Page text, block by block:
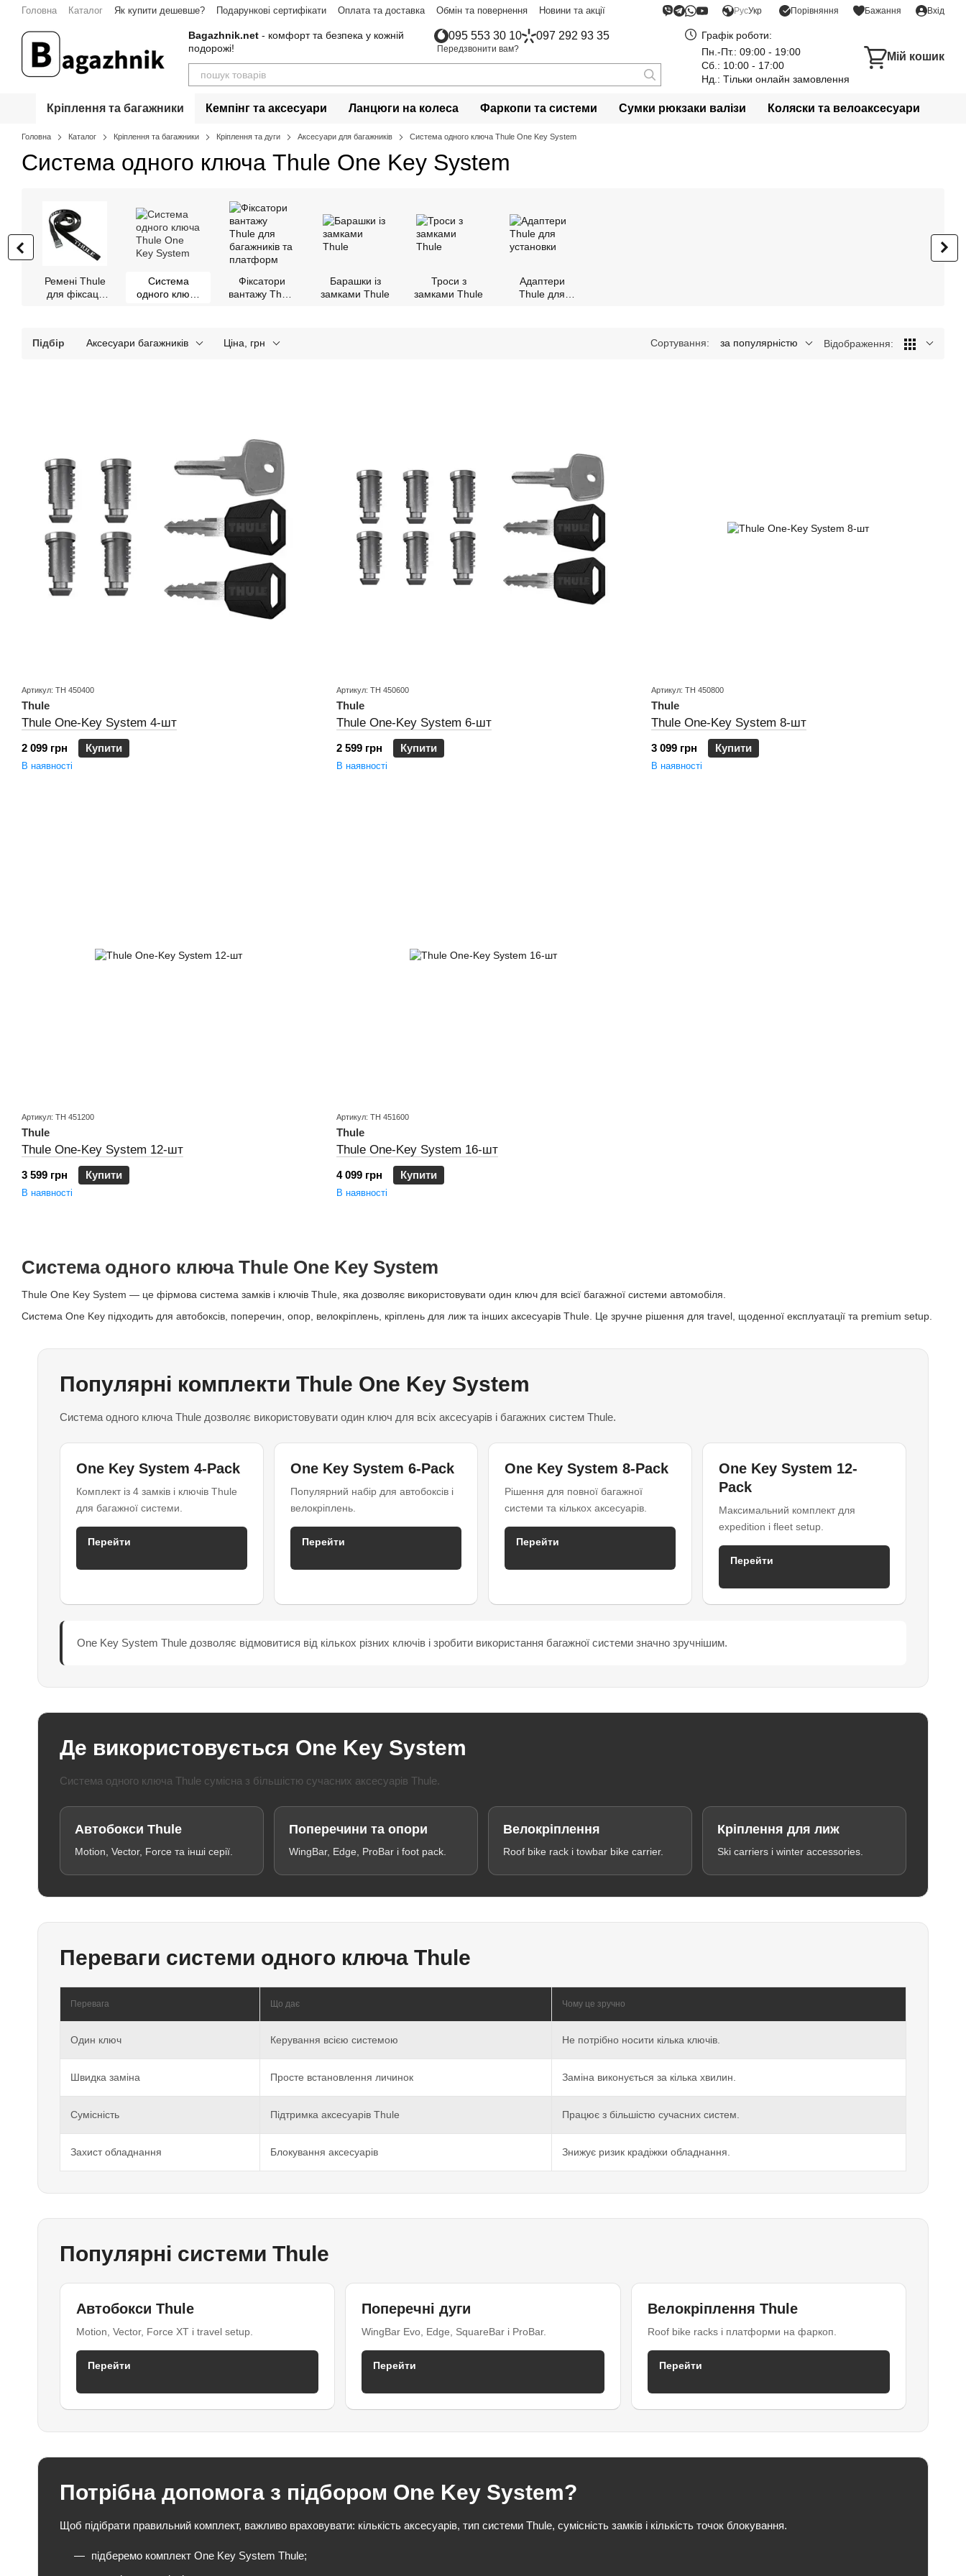
Перейти до основного контенту
Головна Каталог Як купити дешевше? Подарункові сертифікати Оплата та доставка Обмін та повернення
Новини та акції
РусУкр Порівняння Бажання Вхід
Bagazhnik.net - комфорт та безпека у кожній
подорожі!
095 553 30 10 097 292 93 35
Передзвонити вам?
Графік роботи:
Пн.-Пт.: 09:00 - 19:00
Сб.: 10:00 - 17:00
Нд.: Тільки онлайн замовлення
Мій кошик
Кріплення та багажники Кемпінг та аксесуари Ланцюги на колеса Фаркопи та системи Сумки рюкзаки валізи Коляски та велоаксесуари
Головна Каталог Кріплення та багажники Кріплення та дуги Аксесуари для багажників Система одного ключа Thule One Key System
Система одного ключа Thule One Key System
Ремені Thule
для фіксації
Система
одного ключа
Фіксатори
вантажу Thule
Барашки із
замками Thule
Троси з
замками Thule
Адаптери
Thule для
Підбір Аксесуари багажників Ціна, грн Сортування: за популярністю Відображення:
Система одного ключа Thule One Key System
Thule One Key System — це фірмова система замків і ключів Thule, яка дозволяє використовувати один ключ для всієї багажної системи автомобіля.
Система One Key підходить для автобоксів, поперечин, опор, велокріплень, кріплень для лиж та інших аксесуарів Thule. Це зручне рішення для travel, щоденної експлуатації та premium setup.
Популярні комплекти Thule One Key System
Система одного ключа Thule дозволяє використовувати один ключ для всіх аксесуарів і багажних систем Thule.
One Key System 4-Pack
Комплект із 4 замків і ключів Thule
для багажної системи.
Перейти
One Key System 6-Pack
Популярний набір для автобоксів і
велокріплень.
Перейти
One Key System 8-Pack
Рішення для повної багажної
системи та кількох аксесуарів.
Перейти
One Key System 12-
Pack
Максимальний комплект для
expedition і fleet setup.
Перейти
One Key System Thule дозволяє відмовитися від кількох різних ключів і зробити використання багажної системи значно зручнішим.
Де використовується One Key System
Система одного ключа Thule сумісна з більшістю сучасних аксесуарів Thule.
Автобокси Thule
Motion, Vector, Force та інші серії.
Поперечини та опори
WingBar, Edge, ProBar і foot pack.
Велокріплення
Roof bike rack і towbar bike carrier.
Кріплення для лиж
Ski carriers і winter accessories.
Переваги системи одного ключа Thule
Перевага Що дає Чому це зручно
Один ключ Керування всією системою Не потрібно носити кілька ключів.
Швидка заміна Просте встановлення личинок Заміна виконується за кілька хвилин.
Сумісність Підтримка аксесуарів Thule Працює з більшістю сучасних систем.
Захист обладнання Блокування аксесуарів Знижує ризик крадіжки обладнання.
Популярні системи Thule
Автобокси Thule
Motion, Vector, Force XT і travel setup.
Перейти
Поперечні дуги
WingBar Evo, Edge, SquareBar і ProBar.
Перейти
Велокріплення Thule
Roof bike racks і платформи на фаркоп.
Перейти
Потрібна допомога з підбором One Key System?
Щоб підібрати правильний комплект, важливо враховувати: кількість аксесуарів, тип системи Thule, сумісність замків і кількість точок блокування.
підберемо комплект One Key System Thule;
Артикул: TH 450400
Thule
Thule One-Key System 4-шт
2 099 грн Купити
В наявності
Артикул: TH 450600
Thule
Thule One-Key System 6-шт
2 599 грн Купити
В наявності
Артикул: TH 450800
Thule
Thule One-Key System 8-шт
3 099 грн Купити
В наявності
Артикул: TH 451200
Thule
Thule One-Key System 12-шт
3 599 грн Купити
В наявності
Артикул: TH 451600
Thule
Thule One-Key System 16-шт
4 099 грн Купити
В наявності